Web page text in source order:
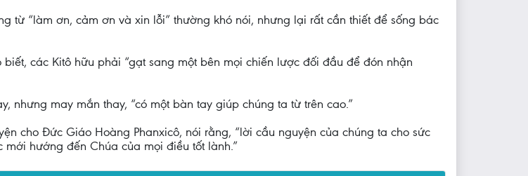
từ “làm ơn, cảm ơn và xin lỗi” thường khó nói, nhưng lại rất cần thiết để sống bác
các Kitô hữu phải “gạt sang một bên mọi chiến lược đối đầu để đón nhận
nhưng may mắn thay, “có một bàn tay giúp chúng ta từ trên cao.”
cho Đức Giáo Hoàng Phanxicô, nói rằng, “lời cầu nguyện của chúng ta cho sức
hướng đến Chúa của mọi điều tốt lành.”